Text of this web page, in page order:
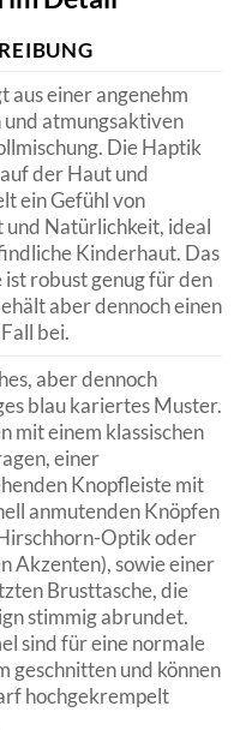
aus einer angenehm
und atmungsaktiven
Die Haptik
der Haut und
ein Gefühl von
Natürlichkeit, ideal
Kinderhaut. Das
ist robust genug für den
aber dennoch einen
bei.
aber dennoch
blau kariertes Muster.
mit einem klassischen
einer
Knopfleiste mit
anmutenden Knöpfen
Optik oder
Akzenten), sowie einer
Brusttasche, die
stimmig abrundet.
sind für eine normale
geschnitten und können
hochgekrempelt